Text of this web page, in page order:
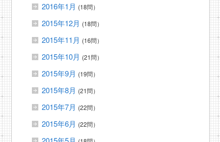
2016年1月 (18問）
2015年12月 (18問）
2015年11月 (16問）
2015年10月 (21問）
2015年9月 (19問）
2015年8月 (21問）
2015年7月 (22問）
2015年6月 (22問）